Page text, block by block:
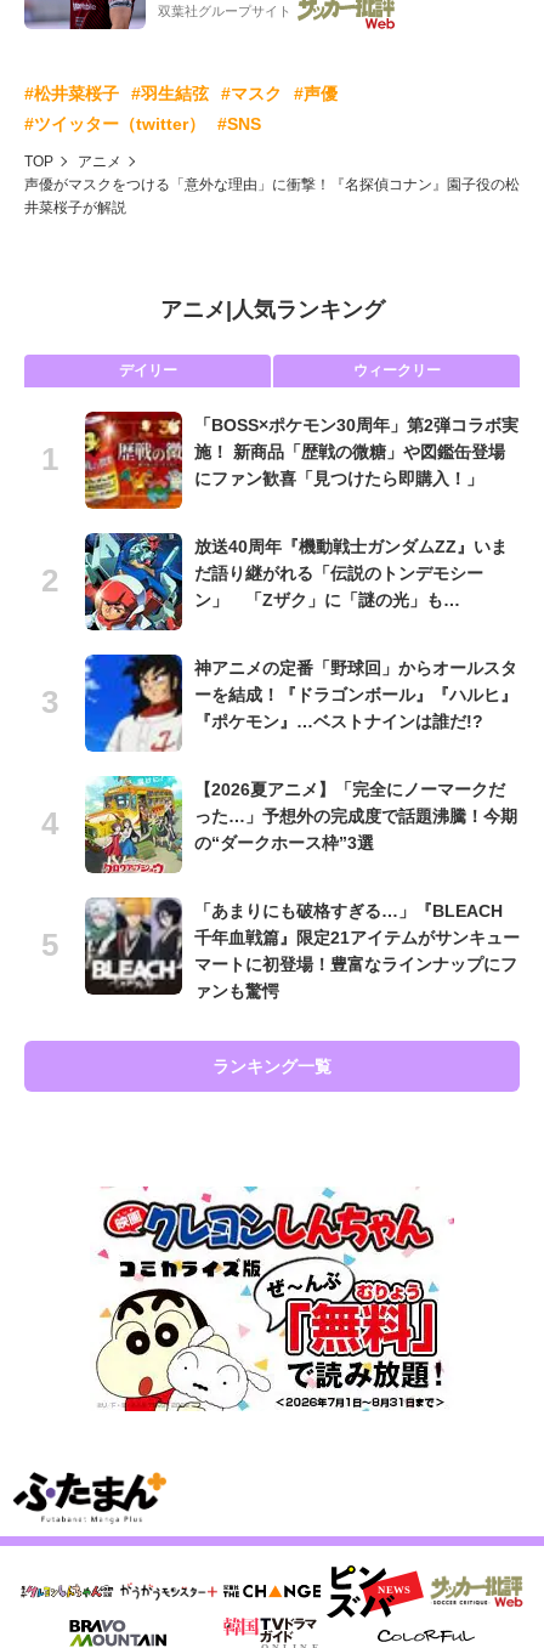
双葉社グループサイト
#松井菜桜子 #羽生結弦 #マスク
#声優
#ツイッター（twitter）
#SNS
TOP
アニメ
声優がマスクをつける「意外な理由」に衝撃！『名探偵コナン』園子役の松
井菜桜子が解説
アニメ| 人気ランキング
デイリー ウィークリー
「BOSS×ポケモン30周年」第2弾コラボ実
施！ 新商品「歴戦の微糖」や図鑑缶登場
にファン歓喜「見つけたら即購入！」
放送40周年『機動戦士ガンダムZZ』いま
だ語り継がれる「伝説のトンデモシー
ン」 「Zザク」に「謎の光」も…
神アニメの定番「野球回」からオールスタ
ーを結成！『ドラゴンボール』『ハルヒ』
『ポケモン』…ベストナインは誰だ!?
【2026夏アニメ】「完全にノーマークだ
った…」予想外の完成度で話題沸騰！今期
の“ダークホース枠”3選
「あまりにも破格すぎる…」『BLEACH
千年血戦篇』限定21アイテムがサンキュー
マートに初登場！豊富なラインナップにフ
ァンも驚愕
ランキング一覧